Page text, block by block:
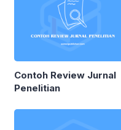
Contoh Review Jurnal
Penelitian